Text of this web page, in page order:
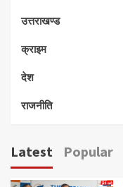
उत्तराखण्ड
क्राइम
देश
राजनीति
Latest Popular